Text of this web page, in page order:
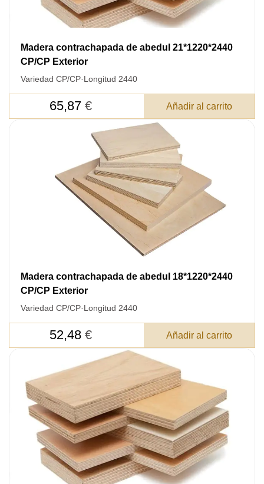
Madera contrachapada de abedul 21*1220*2440
CP/CP Exterior
Variedad CP/CP·Longitud 2440
65,87 € Añadir al carrito
Madera contrachapada de abedul 18*1220*2440
CP/CP Exterior
Variedad CP/CP·Longitud 2440
52,48 € Añadir al carrito
DEJE SU
DATOS PARA REVERTIR
COMUNICACIONES A PEDIDO
Nombre
Costo unitario: